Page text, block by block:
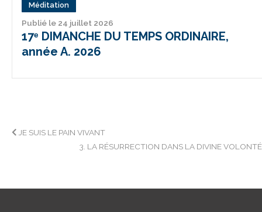
Méditation
Publié le 24 juillet 2026
17ᵉ DIMANCHE DU TEMPS ORDINAIRE,
année A. 2026
Navigation
l’article
JE SUIS LE PAIN VIVANT
3. LA RÉSURRECTION DANS LA DIVINE